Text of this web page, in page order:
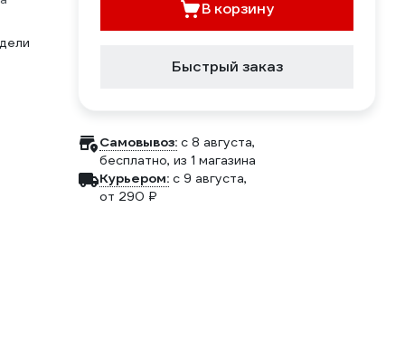
В корзину
Быстрый заказ
Самовывоз: c 8 августа,
бесплатно, из 1 магазина
Курьером: c 9 августа,
от 290 ₽